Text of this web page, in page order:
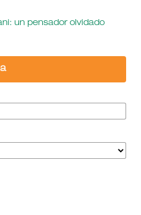
un pensador olvidado